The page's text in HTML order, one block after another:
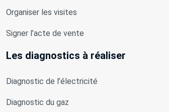
Organiser les visites
Signer l’acte de vente
Les diagnostics à réaliser
Diagnostic de l’électricité
Diagnostic du gaz